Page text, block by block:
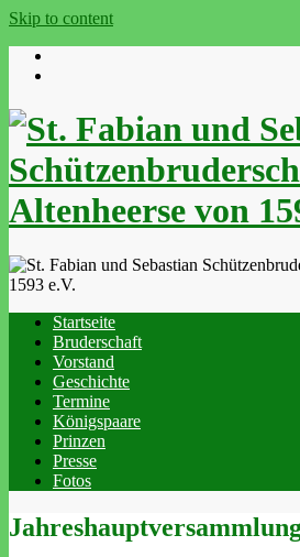
Skip to content
Startseite
Bruderschaft
Vorstand
Geschichte
Termine
Königspaare
Prinzen
Presse
Fotos